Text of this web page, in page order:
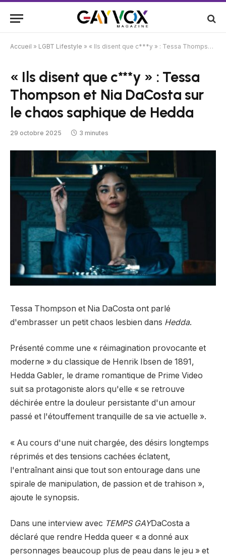
Accueil » LGBT Lifestyle » « Ils disent que c***y » : Tessa Thompson et Nia DaCosta sur le chaos saphique de Hedda
« Ils disent que c***y » : Tessa
Thompson et Nia DaCosta sur
le chaos saphique de Hedda
29 octobre 2025 3 minutes
Tessa Thompson et Nia DaCosta ont parlé
d'embrasser un petit chaos lesbien dans Hedda.
Présenté comme une « réimagination provocante et
moderne » du classique de Henrik Ibsen de 1891,
Hedda Gabler, le drame romantique de Prime Video
suit sa protagoniste alors qu'elle « se retrouve
déchirée entre la douleur persistante d'un amour
passé et l'étouffement tranquille de sa vie actuelle ».
« Au cours d'une nuit chargée, des désirs longtemps
réprimés et des tensions cachées éclatent,
l'entraînant ainsi que tout son entourage dans une
spirale de manipulation, de passion et de trahison »,
ajoute le synopsis.
Dans une interview avec TEMPS GAYDaCosta a
déclaré que rendre Hedda queer « a donné aux
personnages beaucoup plus de peau dans le jeu » et